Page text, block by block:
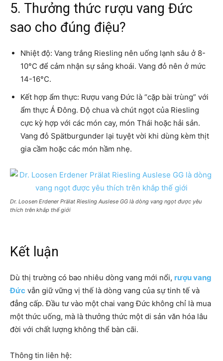
5. Thưởng thức rượu vang Đức
sao cho đúng điệu?
Nhiệt độ: Vang trắng Riesling nên uống lạnh sâu ở 8-
10°C để cảm nhận sự sảng khoái. Vang đỏ nên ở mức
14-16°C.
Kết hợp ẩm thực: Rượu vang Đức là “cặp bài trùng” với
ẩm thực Á Đông. Độ chua và chút ngọt của Riesling
cực kỳ hợp với các món cay, món Thái hoặc hải sản.
Vang đỏ Spätburgunder lại tuyệt vời khi dùng kèm thịt
gia cầm hoặc các món hầm nhẹ.
Dr. Loosen Erdener Prälat Riesling Auslese GG là dòng vang ngọt được yêu
thích trên khắp thế giới
Kết luận
Dù thị trường có bao nhiêu dòng vang mới nổi, rượu vang
Đức vẫn giữ vững vị thế là dòng vang của sự tinh tế và
đẳng cấp. Đầu tư vào một chai vang Đức không chỉ là mua
một thức uống, mà là thưởng thức một di sản văn hóa lâu
đời với chất lượng không thể bàn cãi.
Thông tin liên hệ: